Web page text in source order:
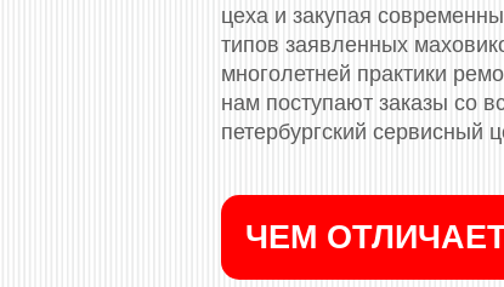
цеха и закупая
типов заявленных
многолетней практики
нам поступают заказы со
петербургский сервисный
ЧЕМ